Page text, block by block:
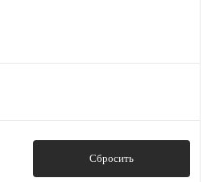
Сбросить